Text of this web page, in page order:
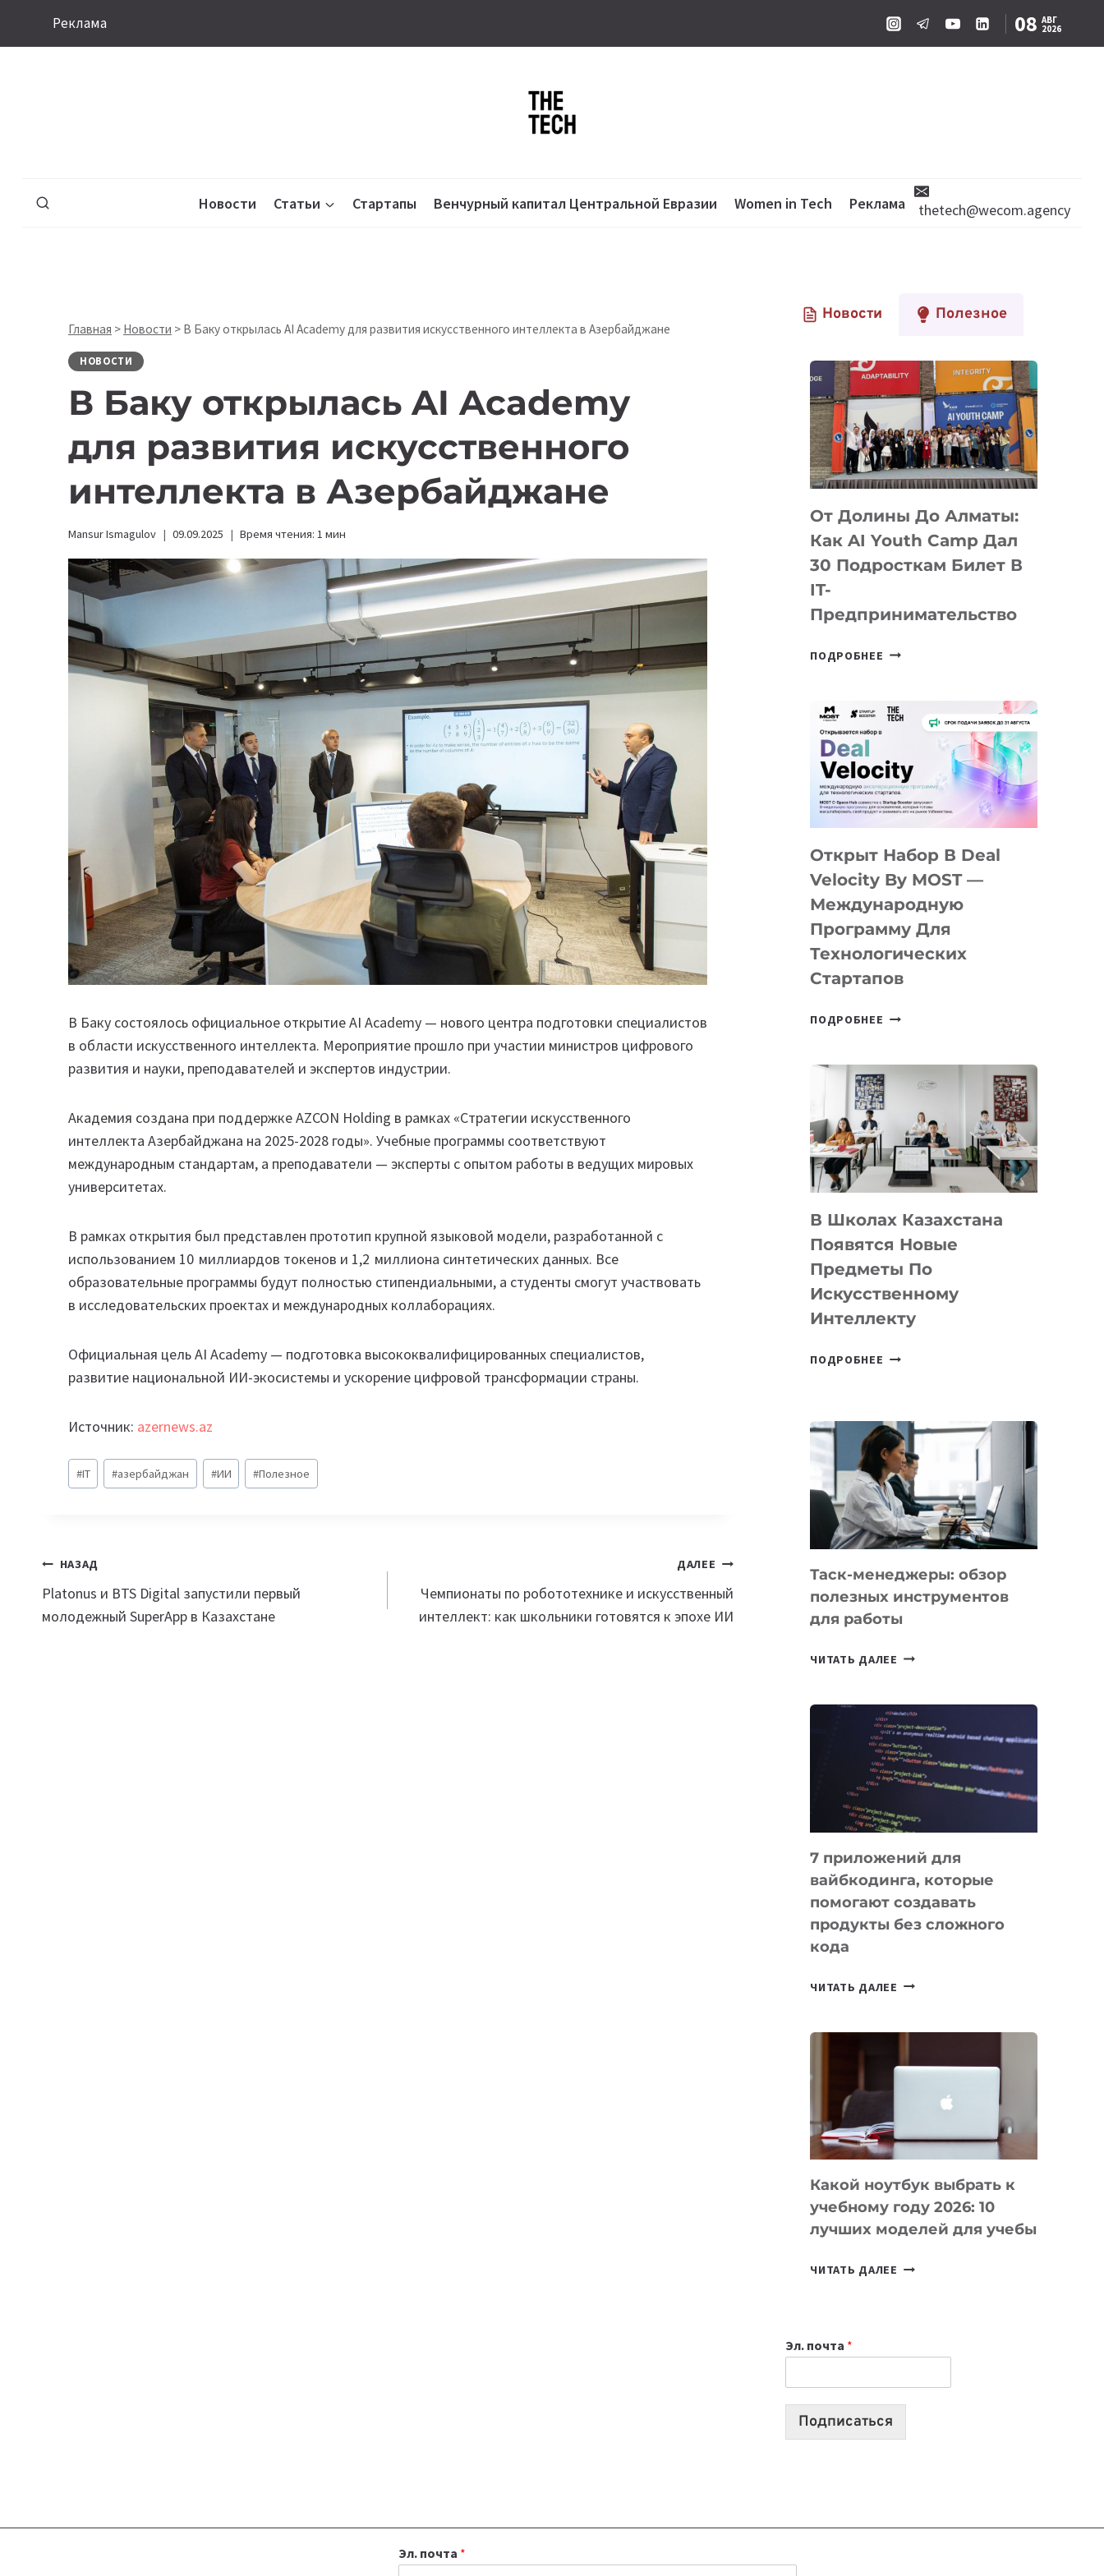
Реклама 08 АВГ
2026
Новости Статьи Стартапы Венчурный капитал Центральной Евразии Women in Tech Реклама thetech@wecom.agency
Главная > Новости > В Баку открылась AI Academy для развития искусственного интеллекта в Азербайджане
НОВОСТИ
В Баку открылась AI Academy
для развития искусственного
интеллекта в Азербайджане
Mansur Ismagulov 09.09.2025 Время чтения: 1 мин
В Баку состоялось официальное открытие AI Academy — нового центра подготовки специалистов
в области искусственного интеллекта. Мероприятие прошло при участии министров цифрового
развития и науки, преподавателей и экспертов индустрии.
Академия создана при поддержке AZCON Holding в рамках «Стратегии искусственного
интеллекта Азербайджана на 2025-2028 годы». Учебные программы соответствуют
международным стандартам, а преподаватели — эксперты с опытом работы в ведущих мировых
университетах.
В рамках открытия был представлен прототип крупной языковой модели, разработанной с
использованием 10 миллиардов токенов и 1,2 миллиона синтетических данных. Все
образовательные программы будут полностью стипендиальными, а студенты смогут участвовать
в исследовательских проектах и международных коллаборациях.
Официальная цель AI Academy — подготовка высококвалифицированных специалистов,
развитие национальной ИИ-экосистемы и ускорение цифровой трансформации страны.
Источник: azernews.az
Метки
записи:
#IT #азербайджан #ИИ #Полезное
Навигация
по
НАЗАД
Platonus и BTS Digital запустили первый
молодежный SuperApp в Казахстане
ДАЛЕЕ
Чемпионаты по робототехнике и искусственный
интеллект: как школьники готовятся к эпохе ИИ
Новости Полезное
От Долины До Алматы:
Как AI Youth Camp Дал
30 Подросткам Билет В
IT-
Предпринимательство
ПОДРОБНЕЕ ОТ
АЛМАТЫ:
YOUTH
CAMP
ДАЛ
ПОДРОСТКАМ
БИЛЕТ
IT-
ПРЕДПРИНИМАТЕЛЬСТВО
Открыт Набор В Deal
Velocity By MOST —
Международную
Программу Для
Технологических
Стартапов
ПОДРОБНЕЕ ОТКРЫТ
DEAL
VELOCITY
MOST
—
МЕЖДУНАРОДНУЮ
ДЛЯ
ТЕХНОЛОГИЧЕСКИХ
СТАРТАПОВ
В Школах Казахстана
Появятся Новые
Предметы По
Искусственному
Интеллекту
ПОДРОБНЕЕ
НОВЫЕ
ПРЕДМЕТЫ
ПО
ИСКУССТВЕННОМУ
ИНТЕЛЛЕКТУ
Таск-менеджеры: обзор
полезных инструментов
для работы
ЧИТАТЬ ДАЛЕЕ ТАСК-
ПОЛЕЗНЫХ
ИНСТРУМЕНТОВ
ДЛЯ
РАБОТЫ
7 приложений для
вайбкодинга, которые
помогают создавать
продукты без сложного
кода
ЧИТАТЬ ДАЛЕЕ
КОТОРЫЕ
СОЗДАВАТЬ
БЕЗ
КОДА
Какой ноутбук выбрать к
учебному году 2026: 10
лучших моделей для учебы
ЧИТАТЬ ДАЛЕЕ КАКОЙ
2026:
10
Эл. почта *
Подписаться
Эл. почта *